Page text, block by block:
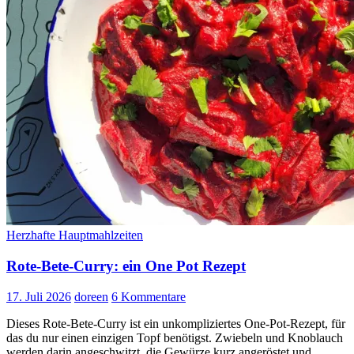
Herzhafte Hauptmahlzeiten
Rote-Bete-Curry: ein One Pot Rezept
17. Juli 2026 doreen 6 Kommentare
Dieses Rote-Bete-Curry ist ein unkompliziertes One-Pot-Rezept, für
das du nur einen einzigen Topf benötigst. Zwiebeln und Knoblauch